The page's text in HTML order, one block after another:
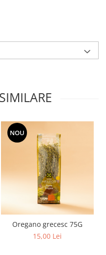
NOU
Oregano grecesc 75G
15,00 Lei